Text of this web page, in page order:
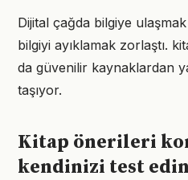
Dijital çağda bilgiye
bilgiyi ayıklamak zorlaştı.
da güvenilir kaynaklardan
taşıyor.
Kitap önerileri
kendinizi test edin